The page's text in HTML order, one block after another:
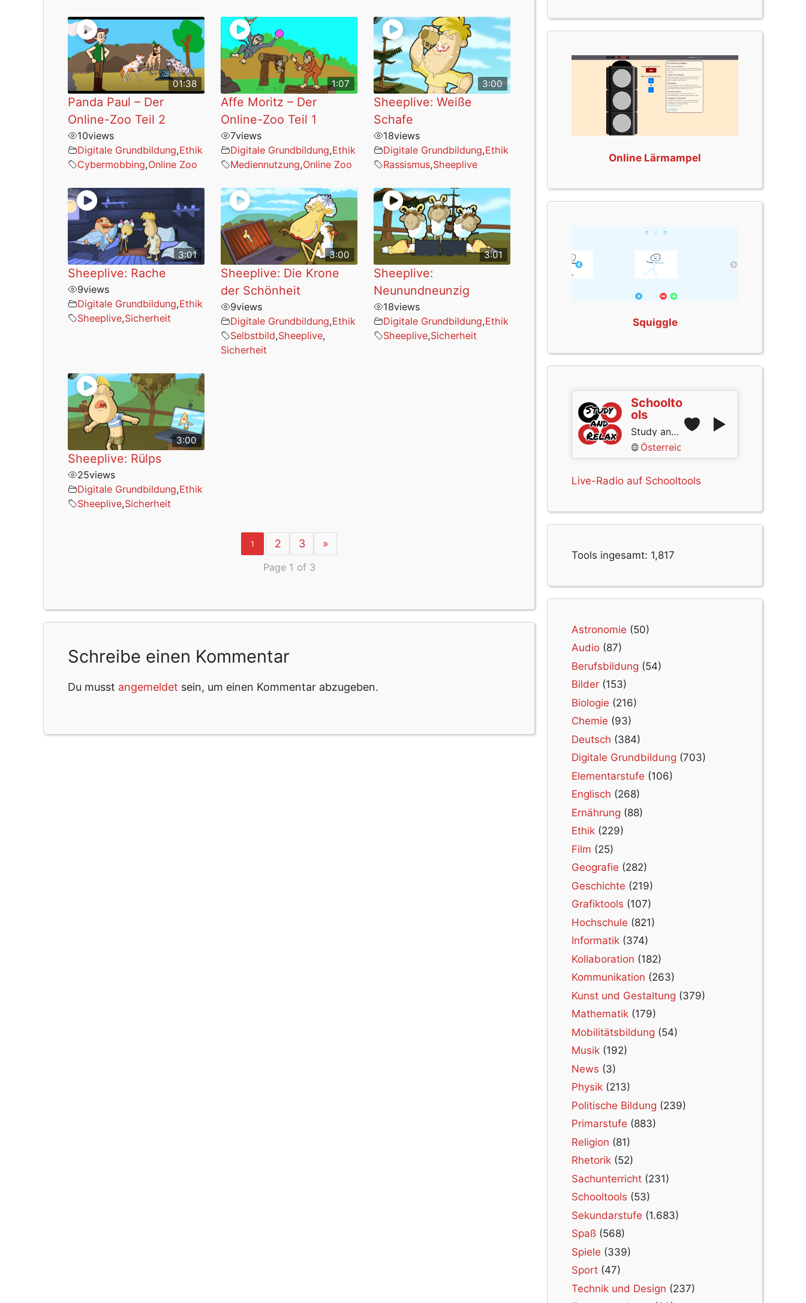
01:38
Panda Paul – Der
Online-Zoo Teil 2
10views
Digitale Grundbildung,Ethik
Cybermobbing,Online Zoo
1:07
Affe Moritz – Der
Online-Zoo Teil 1
7views
Digitale Grundbildung,Ethik
Mediennutzung,Online Zoo
3:00
Sheeplive: Weiße
Schafe
18views
Digitale Grundbildung,Ethik
Rassismus,Sheeplive
3:01
Sheeplive: Rache
9views
Digitale Grundbildung,Ethik
Sheeplive,Sicherheit
3:00
Sheeplive: Die Krone
der Schönheit
9views
Digitale Grundbildung,Ethik
Selbstbild,Sheeplive,
Sicherheit
3:01
Sheeplive:
Neunundneunzig
18views
Digitale Grundbildung,Ethik
Sheeplive,Sicherheit
3:00
Sheeplive: Rülps
25views
Digitale Grundbildung,Ethik
Sheeplive,Sicherheit
1 2 3 »
Page 1 of 3
Schreibe einen Kommentar
Du musst angemeldet sein, um einen Kommentar abzugeben.
Online Lärmampel
Squiggle
Schoolto
ols
Study and Relax
Österreich
Live-Radio auf Schooltools
Tools ingesamt: 1,817
Astronomie (50)
Audio (87)
Berufsbildung (54)
Bilder (153)
Biologie (216)
Chemie (93)
Deutsch (384)
Digitale Grundbildung (703)
Elementarstufe (106)
Englisch (268)
Ernährung (88)
Ethik (229)
Film (25)
Geografie (282)
Geschichte (219)
Grafiktools (107)
Hochschule (821)
Informatik (374)
Kollaboration (182)
Kommunikation (263)
Kunst und Gestaltung (379)
Mathematik (179)
Mobilitätsbildung (54)
Musik (192)
News (3)
Physik (213)
Politische Bildung (239)
Primarstufe (883)
Religion (81)
Rhetorik (52)
Sachunterricht (231)
Schooltools (53)
Sekundarstufe (1.683)
Spaß (568)
Spiele (339)
Sport (47)
Technik und Design (237)